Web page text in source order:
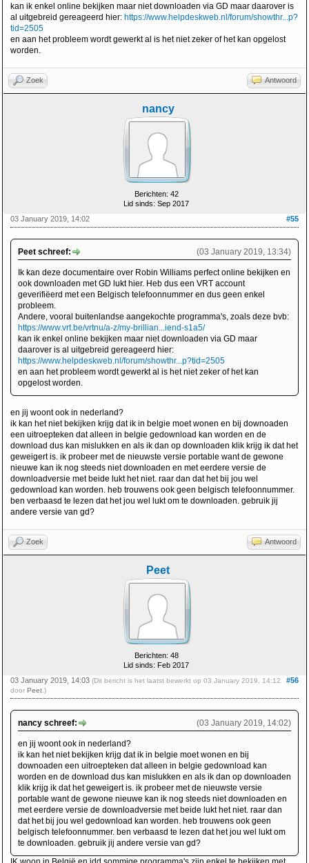
kan ik enkel online bekijken maar niet downloaden via GD maar daarover is
al uitgebreid gereageerd hier: https://www.helpdeskweb.nl/forum/showthr...p?
tid=2505
en aan het probleem wordt gewerkt al is het niet zeker of het kan opgelost
worden.
Zoek Antwoord
nancy
Berichten: 42
Lid sinds: Sep 2017
#55
03 January 2019, 14:02
(03 January 2019, 13:34)
Peet schreef:
Ik kan deze documentaire over Robin Williams perfect online bekijken en
ook downloaden met GD lukt hier. Heb dus een VRT account
geverifiëerd met een Belgisch telefoonnummer en dus geen enkel
probleem.
Andere, vooral buitenlandse aangekochte programma's, zoals deze bvb:
https://www.vrt.be/vrtnu/a-z/my-brillian...iend-s1a5/
kan ik enkel online bekijken maar niet downloaden via GD maar
daarover is al uitgebreid gereageerd hier:
https://www.helpdeskweb.nl/forum/showthr...p?tid=2505
en aan het probleem wordt gewerkt al is het niet zeker of het kan
opgelost worden.
en jij woont ook in nederland?
ik kan het niet bekijken krijg dat ik in belgie moet wonen en bij downoaden
een uitroepteken dat alleen in belgie gedownload kan worden en de
download dus kan mislukken en als ik dan op downloaden klik krijg ik dat het
geweigert is. ik probeer met de nieuwste versie portable want de gewone
nieuwe kan ik nog steeds niet downloaden en met eerdere versie de
downloadversie met beide lukt het niet. raar dan dat het bij jou wel
gedownload kan worden. heb trouwens ook geen belgisch telefoonnummer.
ben verbaasd te lezen dat het jou wel lukt om te downloaden. gebruik jij
andere versie van gd?
Zoek Antwoord
Peet
Berichten: 48
Lid sinds: Feb 2017
#56
03 January 2019, 14:03 (Dit bericht is het laatst bewerkt op 03 January 2019, 14:12
door Peet .)
(03 January 2019, 14:02)
nancy schreef:
en jij woont ook in nederland?
ik kan het niet bekijken krijg dat ik in belgie moet wonen en bij
downoaden een uitroepteken dat alleen in belgie gedownload kan
worden en de download dus kan mislukken en als ik dan op downloaden
klik krijg ik dat het geweigert is. ik probeer met de nieuwste versie
portable want de gewone nieuwe kan ik nog steeds niet downloaden en
met eerdere versie de downloadversie met beide lukt het niet. raar dan
dat het bij jou wel gedownload kan worden. heb trouwens ook geen
belgisch telefoonnummer. ben verbaasd te lezen dat het jou wel lukt om
te downloaden. gebruik jij andere versie van gd?